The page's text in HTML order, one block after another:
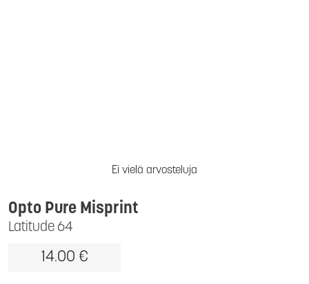
Ei vielä arvosteluja
Latitude 64
Opto Pure Misprint
14.00 €